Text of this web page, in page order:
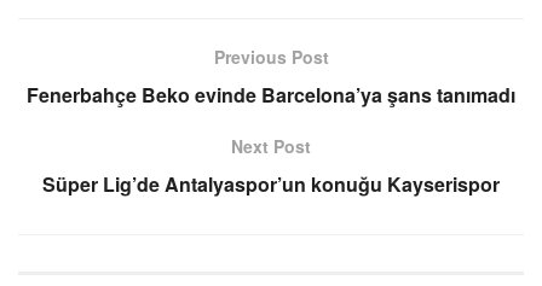
Previous Post
Fenerbahçe Beko evinde Barcelona’ya şans tanımadı
Next Post
Süper Lig’de Antalyaspor’un konuğu Kayserispor